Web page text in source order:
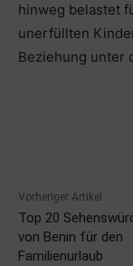
hinweg belastet
unerfüllten
Beziehung unter
Vorheriger Artikel
Top 20
von Benin für den
Familienurlaub